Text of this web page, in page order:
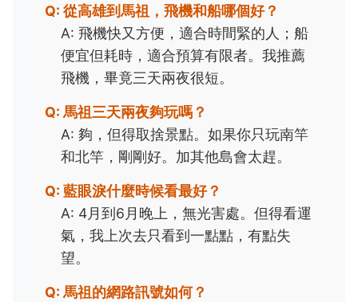
Q: 從高雄到馬祖，飛機和船哪個好？
A: 飛機快又方便，適合時間緊的人；船
便宜但耗時，適合預算有限者。我推薦
飛機，畢竟三天兩夜很短。
Q: 馬祖三天兩夜夠玩嗎？
A: 夠，但得取捨景點。如果你只玩南竿
和北竿，剛剛好。加其他島會太趕。
Q: 藍眼淚什麼時候看最好？
A: 4月到6月晚上，無光害處。但得看運
氣，我上次去只看到一點點，有點失
望。
Q: 馬祖的網路訊號如何？